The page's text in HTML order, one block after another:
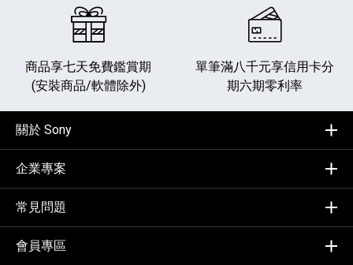
商品享七天免費鑑賞期
(安裝商品/軟體除外)
單筆滿八千元享信用卡分
期六期零利率
關於 Sony
企業專案
常見問題
會員專區